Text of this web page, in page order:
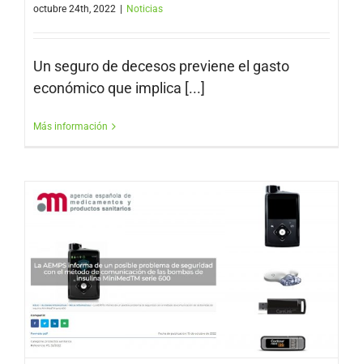
octubre 24th, 2022 Noticias
Un seguro de decesos previene el gasto
económico que implica [...]
Más información